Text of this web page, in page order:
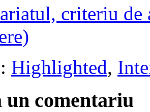
criteriu de
Highlighted,
un comentariu